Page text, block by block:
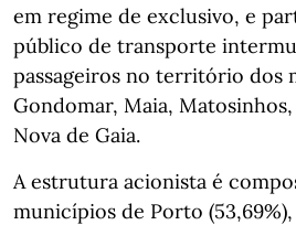
em regime de exclusivo, e
público de transporte
passageiros no território dos
Gondomar, Maia,
Nova de Gaia.
A estrutura acionista é
municípios de Porto